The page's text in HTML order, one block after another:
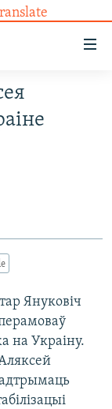
Януковіч
на Украіну.